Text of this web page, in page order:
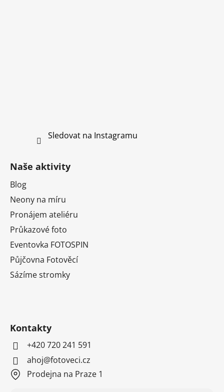
Sledovat na Instagramu
Naše aktivity
Blog
Neony na míru
Pronájem ateliéru
Průkazové foto
Eventovka FOTOSPIN
Půjčovna Fotověcí
Sázíme stromky
Kontakty
+420 720 241 591
ahoj@fotoveci.cz
Prodejna na Praze 1